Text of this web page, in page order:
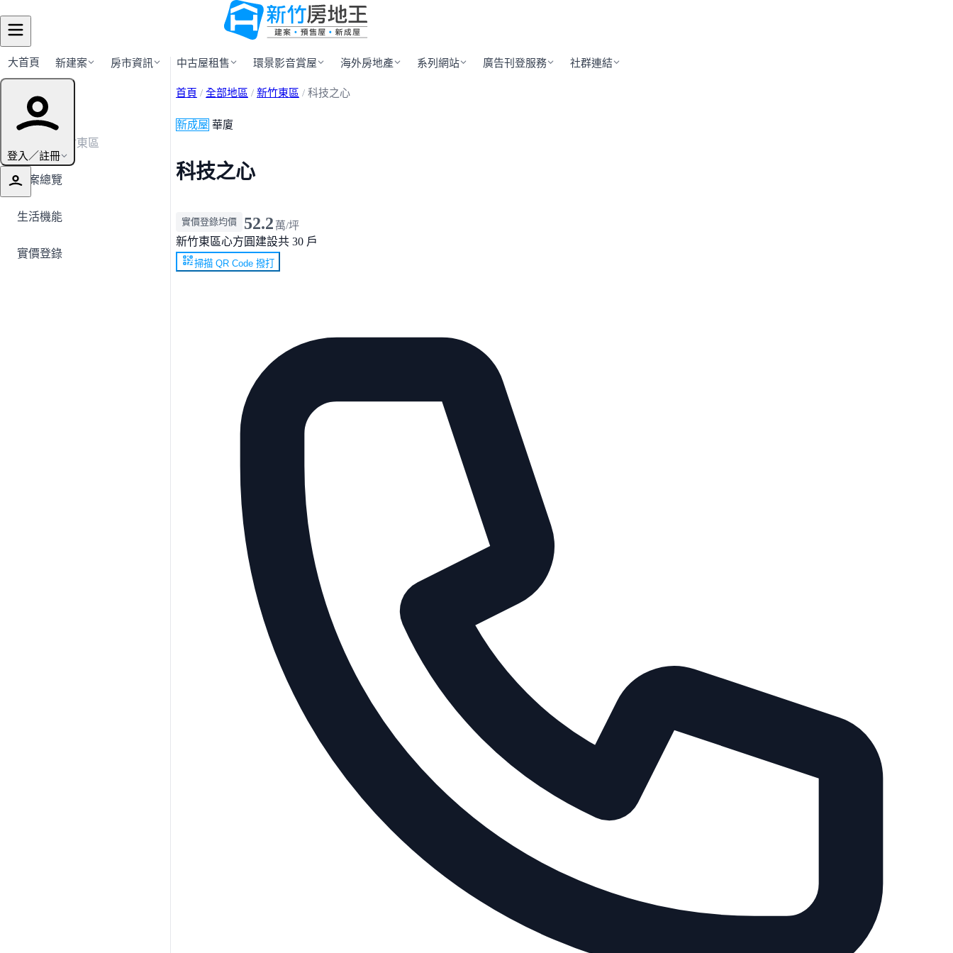
大首頁 新建案 房市資訊 中古屋租售 環景影音賞屋 海外房地產 系列網站 廣告刊登服務 社群連結
登入／註冊
建案導覽
← 返回新竹東區
建案總覽
生活機能
實價登錄
首頁 / 全部地區 / 新竹東區 / 科技之心
新成屋 華廈
科技之心
實價登錄均價 52.2 萬/坪
新竹東區心方圓建設共 30 戶
掃描 QR Code 撥打